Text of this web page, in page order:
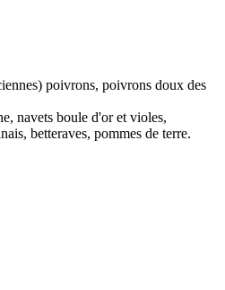
poivrons, poivrons doux des
navets boule d'or et violes,
betteraves, pommes de terre.